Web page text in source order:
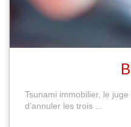
Tsunami immobilier, le
d’annuler les trois ...